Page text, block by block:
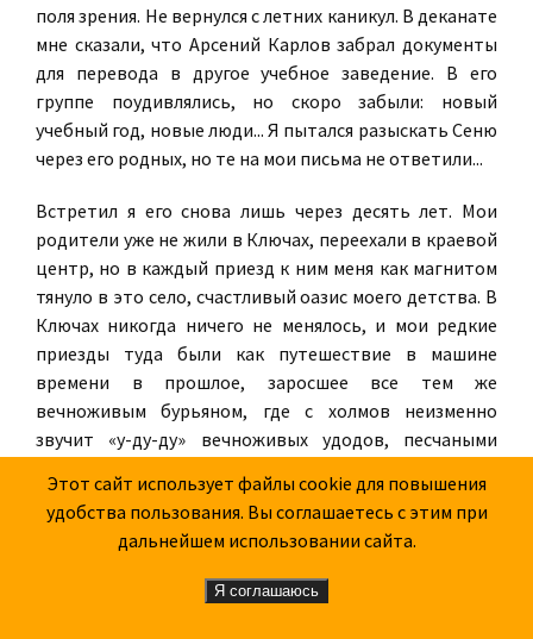
поля зрения. Не вернулся с летних каникул. В деканате
мне сказали, что Арсений Карлов забрал документы
для перевода в другое учебное заведение. В его
группе поудивлялись, но скоро забыли: новый
учебный год, новые люди... Я пытался разыскать Сеню
через его родных, но те на мои письма не ответили...
Встретил я его снова лишь через десять лет. Мои
родители уже не жили в Ключах, переехали в краевой
центр, но в каждый приезд к ним меня как магнитом
тянуло в это село, счастливый оазис моего детства. В
Ключах никогда ничего не менялось, и мои редкие
приезды туда были как путешествие в машине
времени в прошлое, заросшее все тем же
вечноживым бурьяном, где с холмов неизменно
звучит «у-ду-ду» вечноживых удодов, песчаными
ключи, а рано утром, проходя через все село, пастух
созывает вечное стадо коров своим тарзаньим
криком, поначалу пугавшим меня. Мне нравилось
освежать в памяти и соединять с собою сегодняшним
того далекого меня, который когда-то подолгу
Этот сайт использует файлы cookie для повышения
удобства пользования. Вы соглашаетесь с этим при
дальнейшем использовании сайта.
Я соглашаюсь